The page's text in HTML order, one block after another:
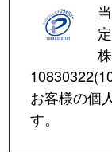
お客様の個
す。